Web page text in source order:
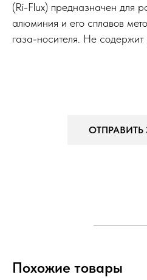
(Ri-Flux) предназначен для
алюминия и его сплавов
газа-носителя. Не содержит
Похожие товары